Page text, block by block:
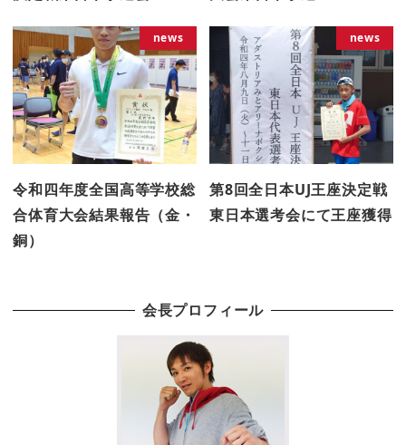
news
令和四年度全国高等学校総
合体育大会結果報告（金・
銅）
news
第8回全日本UJ王座決定戦
東日本選考会にて王座獲得
会長プロフィール